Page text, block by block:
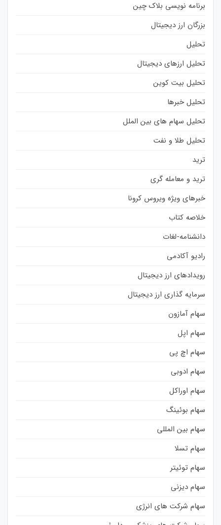
برنامه نویسی بلاک چین
بزرگان ارز دیجیتال
تحلیل
تحلیل ارزهای دیجیتال
تحلیل بیت کوین
تحلیل خبرها
تحلیل سهام های بین الملل
تحلیل طلا و نفت
ترید
ترید و معامله گری
خبرهای ویژه ویروس کرونا
خلاصه کتاب
دانشنامه-لغات
رادیو آکادمی
رویدادهای ارز دیجیتال
سرمایه گذاری ارز دیجیتال
سهام آمازون
سهام اپل
سهام اچ پی
سهام ادوبی
سهام اوراکل
سهام بوئینگ
سهام بین المللی
سهام تسلا
سهام توئیتر
سهام دیزنی
سهام شرکت های انرژی